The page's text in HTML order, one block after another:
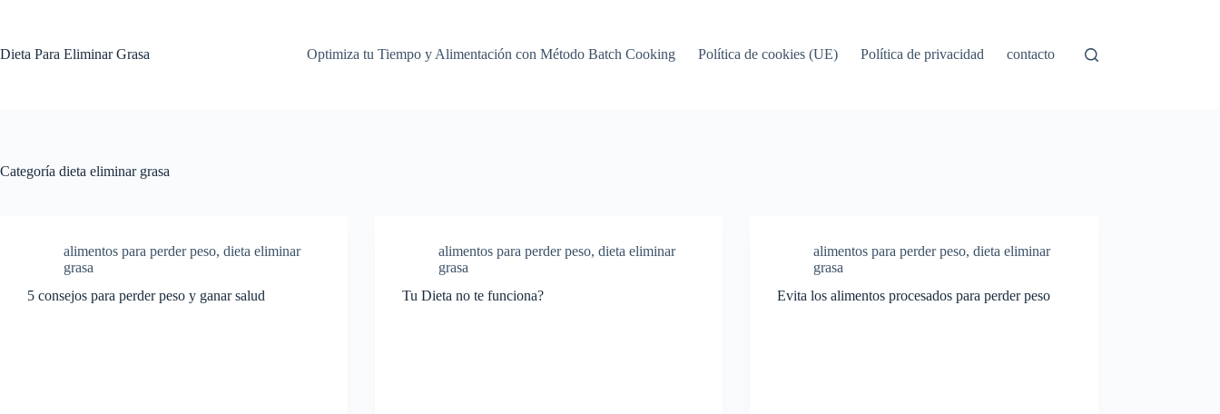
Dieta Para Eliminar Grasa
Optimiza tu Tiempo y Alimentación con Método Batch Cooking Política de cookies (UE) Política de privacidad contacto
Categoría dieta eliminar grasa
alimentos para perder peso, dieta eliminar
grasa
5 consejos para perder peso y ganar salud
alimentos para perder peso,dieta eliminar
grasa
Tu Dieta no te funciona?
alimentos para perder peso,dieta eliminar
grasa
Evita los alimentos procesados para perder peso